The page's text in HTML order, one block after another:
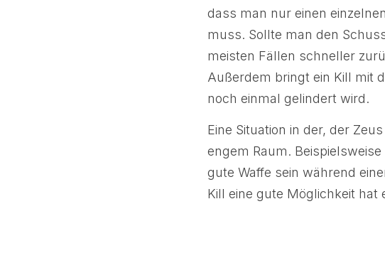
dass man nur einen
muss. Sollte man den
meisten Fällen schneller
Außerdem bringt ein Kill mit
noch einmal gelindert wird.
Eine Situation in der, der
engem Raum.
gute Waffe sein während
Kill eine gute Möglichkeit hat